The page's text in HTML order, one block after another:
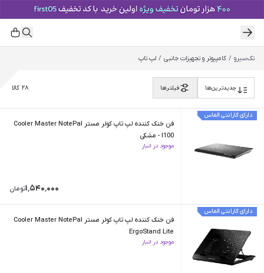
تک‌سیرو / کامپیوتر و تجهیزات جانبی / لپ تاپ
جدیدترین‌ها فیلترها ۲۸ کالا
دارای گارانتی الماس
فن خنک کننده لپ تاپ کولر مستر Cooler Master NotePal
I100 - مشکی
موجود در انبار
۱٬۵۴۰٬۰۰۰تومان
دارای گارانتی الماس
فن خنک کننده لپ تاپ کولر مستر Cooler Master NotePal
ErgoStand Lite
موجود در انبار